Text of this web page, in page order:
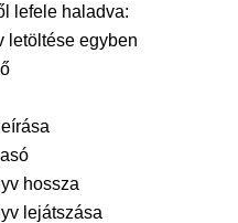
lefele haladva:
letöltése egyben
hossza
lejátszása